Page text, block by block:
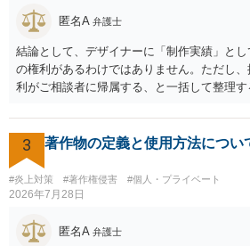
すが、それだけで直ちに侵害となるわけで
非営利であれば「表現の自由」「創作物」
れる可能性があります。一方、広告収益が
しての色彩が強まり、リスクが高まる可能
更・確認しておく事項については、公開の場
界があるかと思うので、資料等を持参の上
も一つかと存じます。
匿名A 弁護士
結論として、デザイナーに「制作実績」と
の権利があるわけではありません。ただし
利がご相談者に帰属する、と一括して整理
身が著作権者です。 他方、ブランド名、文
短いキャッチコピー、販売コンセプトなど
りません。ただし、ロゴに独自の図形やイラ
は、その表現部分が著作物となる可能性があ
の著作権は撮影者に、肖像に関する権利は
わけではありません。デザイナーが独自に制
3 著作物の定義と使用方法につい
#炎上対策 #著作権侵害 #個人・プライベート
2026年7月28日
匿名A 弁護士